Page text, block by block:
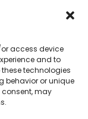
access device
and to
technologies
behavior or unique
consent, may